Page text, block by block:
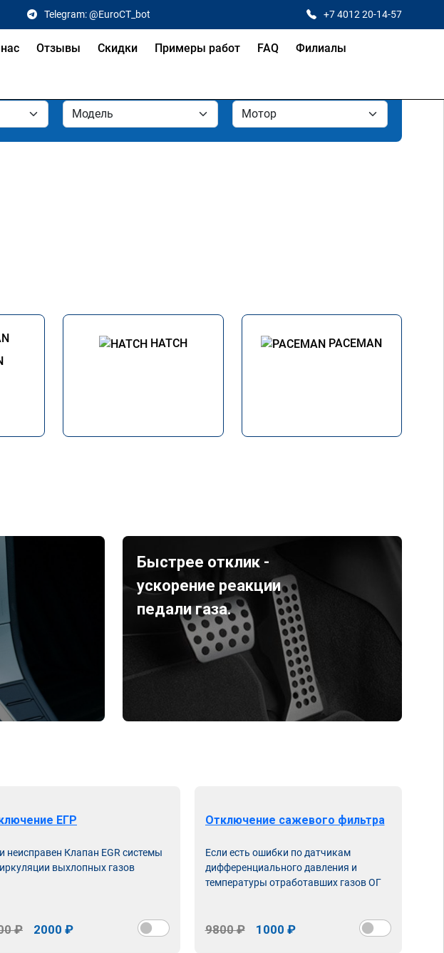
Telegram: @EuroCT_bot +7 4012 20-14-57
Отзывы Скидки Примеры работ FAQ Филиалы
HATCH PACEMAN
Быстрее отклик -
ускорение реакции
педали газа.
ЕГР
неисправен Клапан EGR системы
выхлопных газов
₽ 2000 ₽
Отключение сажевого фильтра
Если есть ошибки по датчикам
дифференциального давления и
температуры отработавших газов ОГ
9800 ₽ 1000 ₽